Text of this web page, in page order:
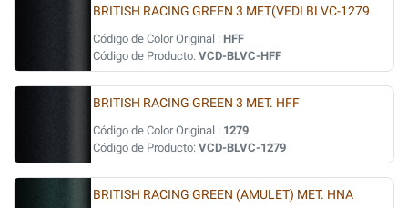
BRITISH RACING GREEN 3 MET(VEDI BLVC-1279
Código de Color Original : HFF
Código de Producto: VCD-BLVC-HFF
BRITISH RACING GREEN 3 MET. HFF
Código de Color Original : 1279
Código de Producto: VCD-BLVC-1279
BRITISH RACING GREEN (AMULET) MET. HNA